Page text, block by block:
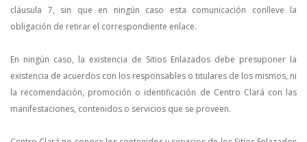
cláusula 7, sin que en ningún caso esta comunicación conlleve la
obligación de retirar el correspondiente enlace.
En ningún caso, la existencia de Sitios Enlazados debe presuponer la
existencia de acuerdos con los responsables o titulares de los mismos, ni
la recomendación, promoción o identificación de Centro Clará con las
manifestaciones, contenidos o servicios que se proveen.